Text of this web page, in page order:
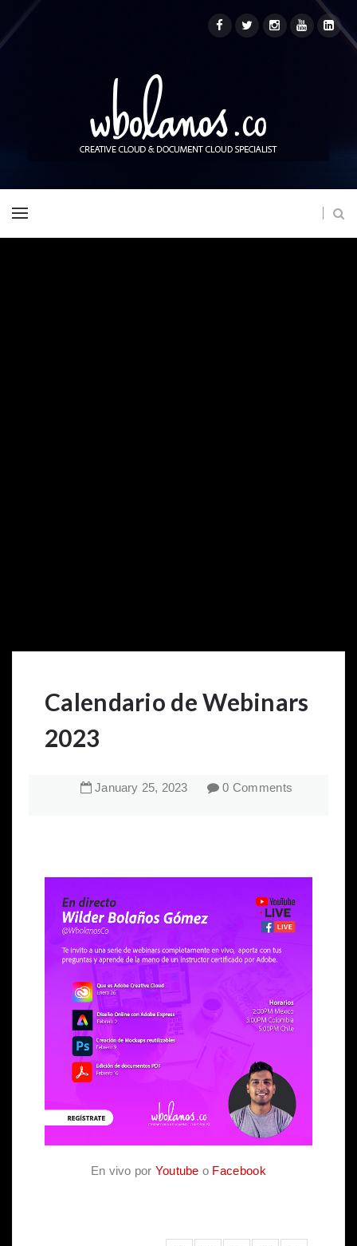
Calendario de Webinars
2023
January 25, 2023 0 Comments
En vivo por Youtube o Facebook